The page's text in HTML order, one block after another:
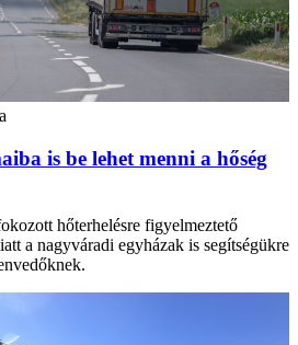
is be lehet menni a hőség
hőterhelésre figyelmeztető
a nagyváradi egyházak is segítségükre